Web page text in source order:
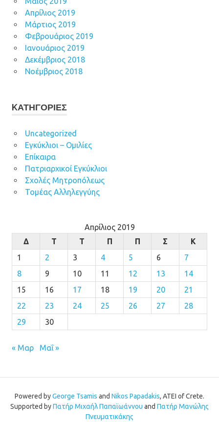
Απρίλιος 2019
Μάρτιος 2019
Φεβρουάριος 2019
Ιανουάριος 2019
Δεκέμβριος 2018
Νοέμβριος 2018
KΑΤΗΓΟΡΊΕΣ
Uncategorized
Εγκύκλιοι – Ομιλίες
Επίκαιρα
Πατριαρχικοί Εγκύκλιοι
Σχολές Μητροπόλεως
Τομέας Αλληλεγγύης
Απρίλιος 2019
Δ
Τ Τ Π Π Σ
Κ
1
2 3 4 5 6
7
8
9 10 11 12 13
14
15
16 17 18 19 20
21
22
23 24 25 26 27
28
29
30
« Μαρ Μαΐ »
Powered byGeorge Tsamis and Nikos Papadakis, ATEI of Crete.
Supported byΠατήρ Μιχαήλ Παπαϊωάννου and Πατήρ Μανώλης
Πνευματικάκης